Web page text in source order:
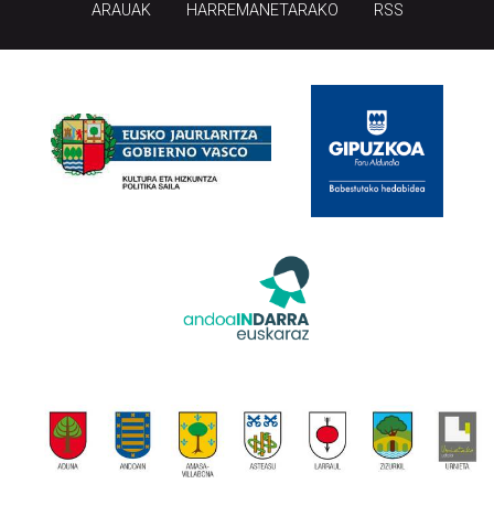
ARAUAK HARREMANETARAKO RSS